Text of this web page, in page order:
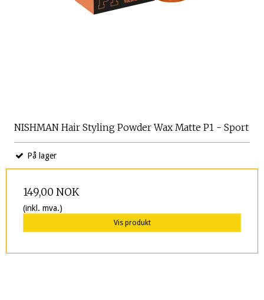
NISHMAN Hair Styling Powder Wax Matte P1 - Sport
På lager
149,00 NOK
(inkl. mva.)
Vis produkt